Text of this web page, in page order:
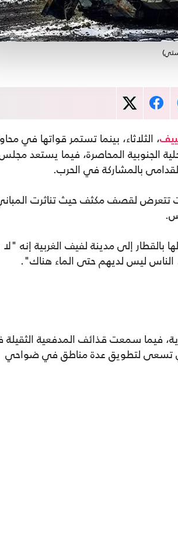
، الثلاثاء، بينما تستمر قواتها في
الجنوبية المحاصرة، فيما يستعد
بالمشاركة في الحرب.
تتعرض لقصف مكثف حيث تناثرت
بالقطار إلى مدينة لفيف الغربية إنه
ليس لديهم حتى الماء هناك".
فيما سمعت قذائف المدفعية
تسعى لتطويق عدة مناطق في ضواحي